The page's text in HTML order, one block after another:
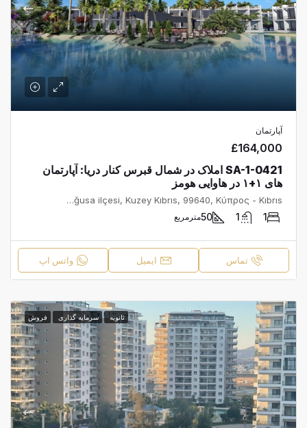
آپارتمان
£164,000
SA-1-0421 املاک در شمال قبرس کنار دریا: آپارتمان
های ۱+۱ در هاوایی هومز
Tatlısu, Tatlısu Belediyesi, Gazimağusa ilçesi, Kuzey Kıbrıs, 99640, Κύπρος - Kıbrıs
50مترمربع
تماس ایمیل واتس اپ
ثانویه سرمایه گذاری فروش